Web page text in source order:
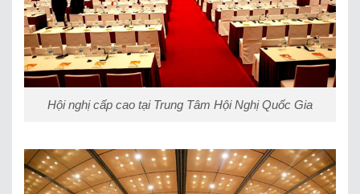
Hội nghị cấp cao tại Trung Tâm Hội Nghị Quốc Gia